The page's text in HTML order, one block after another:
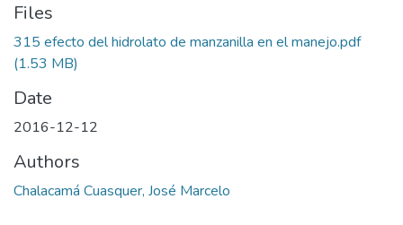
Files
315 efecto del hidrolato de manzanilla en el manejo.pdf
(1.53 MB)
Date
2016-12-12
Authors
Chalacamá Cuasquer, José Marcelo